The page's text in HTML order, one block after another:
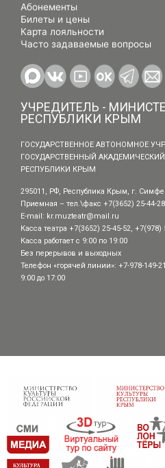
Абонементы
Билеты и цены
Карта лояльности
Часто задаваемые вопросы
УЧРЕДИТЕЛЬ -
РЕСПУБЛИКИ КРЫМ
ГОСУДАРСТВЕННОЕ АВТОНОМНОЕ
ГОСУДАРСТВЕННЫЙ
РЕСПУБЛИКИ КРЫМ
295011, РФ, Республика Крым, г.
Приемная – тел.\факс +7(3652) 25-44-28
E-mail: kr.muzteatr@mail.ru
Касса театра +7(3652) 25-45-52, +7(978)
Касса работает с 9:00 по 19:00
Без перерывов и выходных
Телефон «горячей линии»: +7-978-149-
9:00 до 17:00